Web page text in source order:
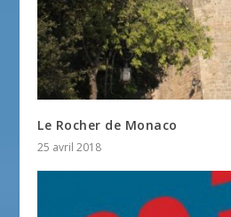
Le Rocher de Monaco
25 avril 2018